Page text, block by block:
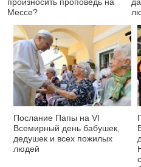
произносить проповедь на
Мессе?
Послание Папы на VI
Всемирный день бабушек,
дедушек и всех пожилых
людей